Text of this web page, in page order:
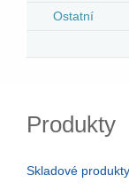
Ostatní
Produkty
Skladové produkty